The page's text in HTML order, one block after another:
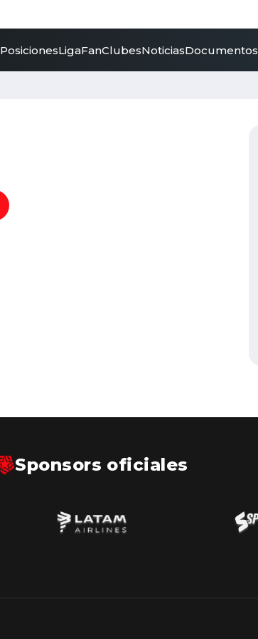
PosicionesLigaFanClubesNoticiasDocumentos
Sponsors oficiales